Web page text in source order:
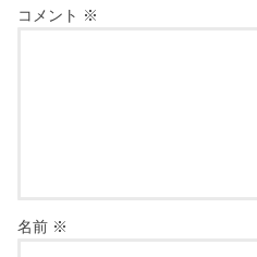
コメント ※
名前 ※